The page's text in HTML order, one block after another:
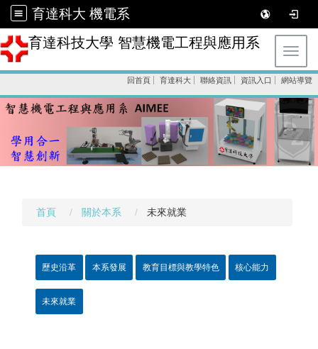
育達科大 機電系
育達科技大學 智慧機電工程與應用系
回首頁 育達科大 聯絡資訊 資訊入口 網站導覽
首頁 關於本系 未來就業
歷史沿革 本系發展 教育目標與教學特色 核心能力
未來就業